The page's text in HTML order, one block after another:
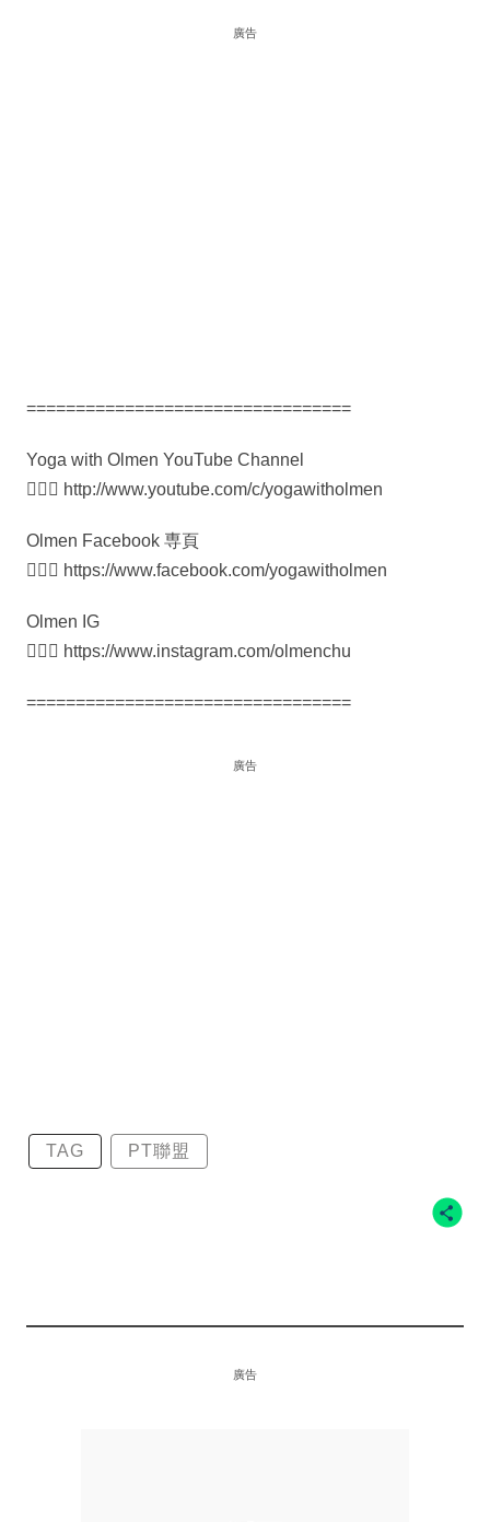
廣告
=================================
Yoga with Olmen YouTube Channel
🧘🏻‍♀️ http://www.youtube.com/c/yogawitholmen
Olmen Facebook 専頁
🧘🏻‍♀️ https://www.facebook.com/yogawitholmen
Olmen IG
🧘🏻‍♀️ https://www.instagram.com/olmenchu
=================================
廣告
TAG PT聯盟
廣告